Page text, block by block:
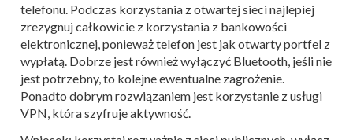
telefonu. Podczas korzystania z otwartej sieci najlepiej
zrezygnuj całkowicie z korzystania z bankowości
elektronicznej, ponieważ telefon jest jak otwarty portfel z
wypłatą. Dobrze jest również wyłączyć Bluetooth, jeśli nie
jest potrzebny, to kolejne ewentualne zagrożenie.
Ponadto dobrym rozwiązaniem jest korzystanie z usługi
VPN, która szyfruje aktywność.